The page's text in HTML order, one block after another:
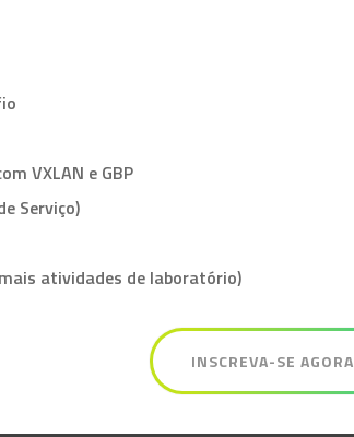
VXLAN e GBP
Serviço)
atividades de laboratório)
INSCREVA-SE AGORA